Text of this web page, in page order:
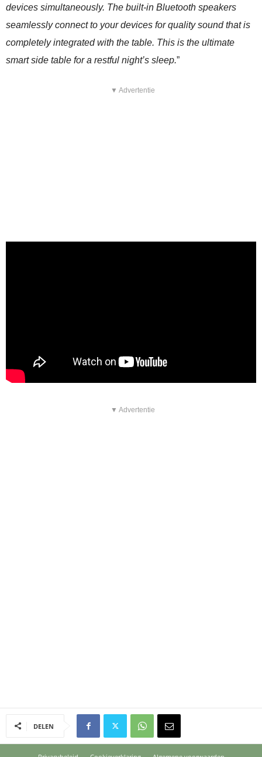
devices simultaneously. The built-in Bluetooth speakers
seamlessly connect to your devices for quality sound that is
completely integrated with the table. This is the ultimate
smart side table for a restful night’s sleep.”
▼ Advertentie
▼ Advertentie
DELEN